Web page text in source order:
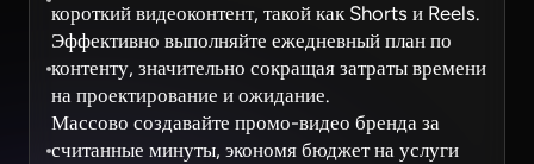
короткий видеоконтент, такой как Shorts и Reels.
Эффективно выполняйте ежедневный план по
контенту, значительно сокращая затраты времени
на проектирование и ожидание.
Массово создавайте промо-видео бренда за
считанные минуты, экономя бюджет на услуги